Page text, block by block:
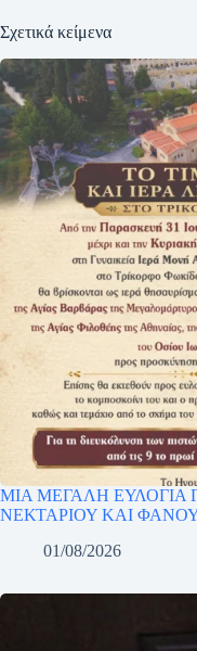
Σχετικά κείμενα
ΜΙΑ ΜΕΓΑΛΗ ΕΥΛΟΓΙΑ
ΝΕΚΤΑΡΙΟΥ ΚΑΙ
01/08/2026